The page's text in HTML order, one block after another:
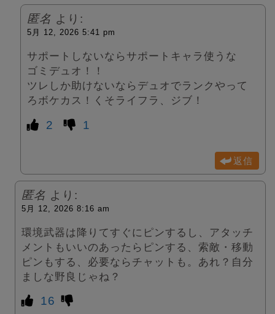
匿名 より:
5月 12, 2026 5:41 pm
サポートしないならサポートキャラ使うな
ゴミデュオ！！
ツレしか助けないならデュオでランクやって
ろボケカス！くそライフラ、ジブ！
2 1
返信
匿名 より:
5月 12, 2026 8:16 am
環境武器は降りてすぐにピンするし、アタッチ
メントもいいのあったらピンする、索敵・移動
ピンもする、必要ならチャットも。あれ？自分
ましな野良じゃね？
16